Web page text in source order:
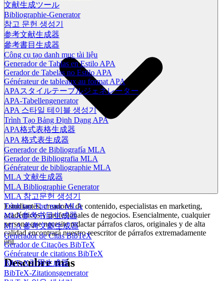
文献生成ツール
Bibliographie-Generator
참고 문헌 생성기
参考文献生成器
參考書目生成器
Công cụ tạo danh mục tài liệu
Generador de Tablas en Estilo APA
Gerador de Tabelas no Estilo APA
Générateur de tableaux au format APA
APAスタイルテーブルジェネレーター
APA-Tabellengenerator
APA 스타일 테이블 생성기
Trình Tạo Bảng Định Dạng APA
APA格式表格生成器
APA 格式表生成器
Generador de Bibliografía MLA
Gerador de Bibliografia MLA
Générateur de bibliographie MLA
MLA 文献生成器
MLA Bibliographie Generator
MLA 참고문헌 생성기
Trình tạo Thư mục MLA
MLA参考书目生成器
MLA 參考文獻生成器
Generador de Citas BibTeX
Gerador de Citações BibTeX
Générateur de citations BibTeX
BibTeX引用生成器
BibTeX-Zitationsgenerator
Estudiantes, creadores de contenido, especialistas en marketing,
académicos y profesionales de negocios. Esencialmente, cualquier
persona que necesite redactar párrafos claros, originales y de alta
calidad encontrará nuestro reescritor de párrafos extremadamente
útil.
Descubre más